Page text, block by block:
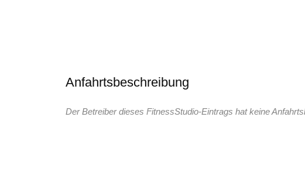
Anfahrtsbeschreibung
Der Betreiber dieses FitnessStudio-Eintrags hat keine